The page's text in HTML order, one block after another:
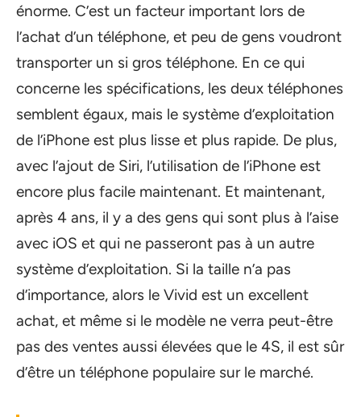
énorme. C’est un facteur important lors de
l’achat d’un téléphone, et peu de gens voudront
transporter un si gros téléphone. En ce qui
concerne les spécifications, les deux téléphones
semblent égaux, mais le système d’exploitation
de l’iPhone est plus lisse et plus rapide. De plus,
avec l’ajout de Siri, l’utilisation de l’iPhone est
encore plus facile maintenant. Et maintenant,
après 4 ans, il y a des gens qui sont plus à l’aise
avec iOS et qui ne passeront pas à un autre
système d’exploitation. Si la taille n’a pas
d’importance, alors le Vivid est un excellent
achat, et même si le modèle ne verra peut-être
pas des ventes aussi élevées que le 4S, il est sûr
d’être un téléphone populaire sur le marché.